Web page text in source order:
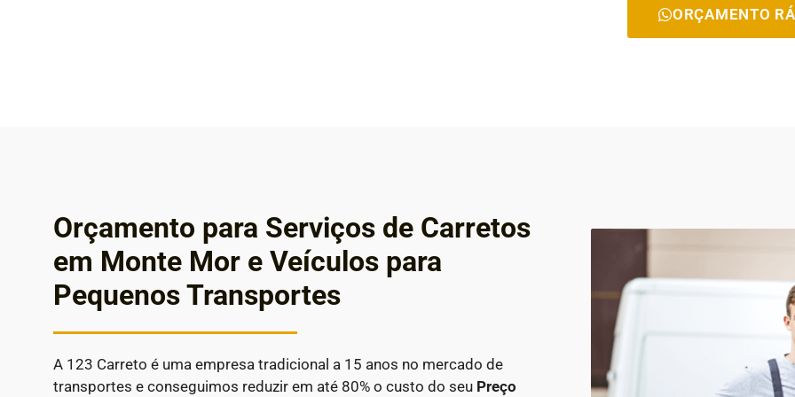
ORÇAMENTO
Orçamento para Serviços de Carretos
em Monte Mor e Veículos para
Pequenos Transportes
A 123 Carreto é uma empresa tradicional a 15 anos no mercado de
transportes e conseguimos reduzir em até 80% o custo do seu Preço